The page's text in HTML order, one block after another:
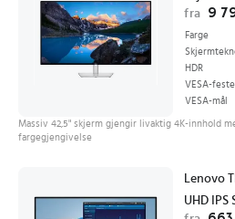
fra
9
Farge
HDR
VESA-feste
VESA-mål
Massiv 42,5" skjerm gjengir livaktig 4K-innhold
fargegjengivelse
Lenovo
UHD